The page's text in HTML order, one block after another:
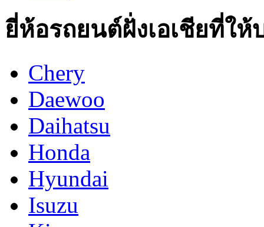
ยี่ห้อรถยนต์ฝั่งเอเชียที่ให้
Chery
Daewoo
Daihatsu
Honda
Hyundai
Isuzu